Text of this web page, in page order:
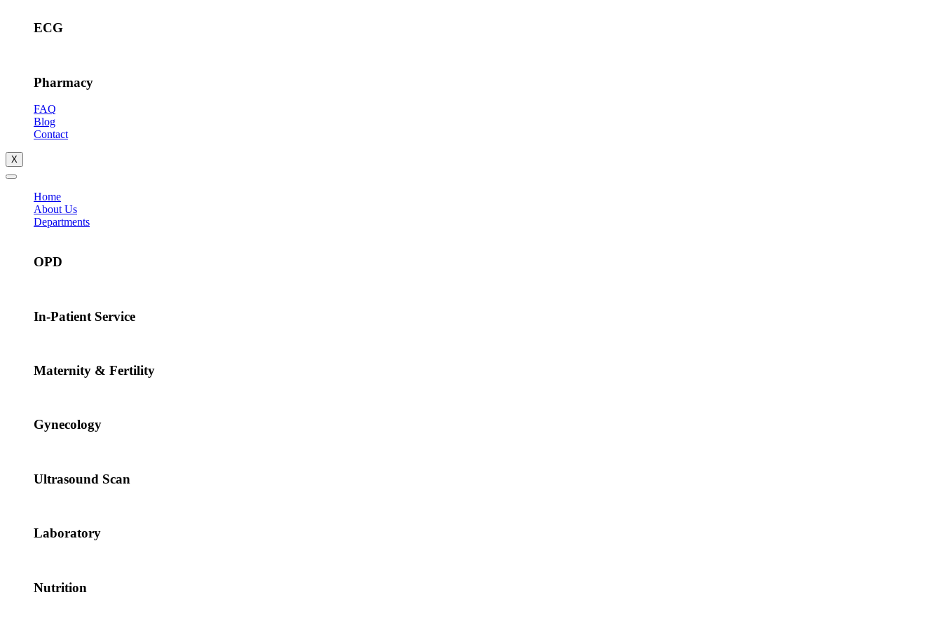
ECG
Pharmacy
FAQ
Blog
Contact
X
Home
About Us
Departments
OPD
In-Patient Service
Maternity & Fertility
Gynecology
Ultrasound Scan
Laboratory
Nutrition